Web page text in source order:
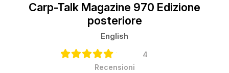
Carp-Talk Magazine 970 Edizione
posteriore
English
4
Recensioni